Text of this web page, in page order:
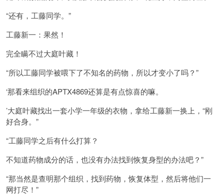
“还有，工藤同学。”
工藤新一：果然！
完全瞒不过大庭叶藏！
“所以工藤同学被喂下了不知名的药物，所以才变小了吗？”
‘那看来组织的APTX4869还算是有点惊喜的嘛。
’大庭叶藏找出一套小学一年级的衣物，拿给工藤新一换上，“刚
好合身。”
“工藤同学之后有什么打算？
不知道药物成分的话，也没有办法找到恢复身型的办法吧？”
“那当然是查明那个组织，找到药物，恢复体型，然后将他们一
网打尽！”